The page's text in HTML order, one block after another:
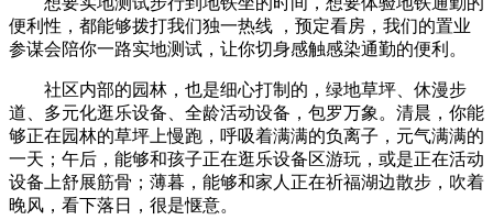
便利性，都能够拨打我们独一热线 ，预定看房，我们的置业
参谋会陪你一路实地测试，让你切身感触感染通勤的便利。
社区内部的园林，也是细心打制的，绿地草坪、休漫步
道、多元化逛乐设备、全龄活动设备，包罗万象。清晨，你能
够正在园林的草坪上慢跑，呼吸着满满的负离子，元气满满的
一天；午后，能够和孩子正在逛乐设备区游玩，或是正在活动
设备上舒展筋骨；薄暮，能够和家人正在祈福湖边散步，吹着
晚风，看下落日，很是惬意。